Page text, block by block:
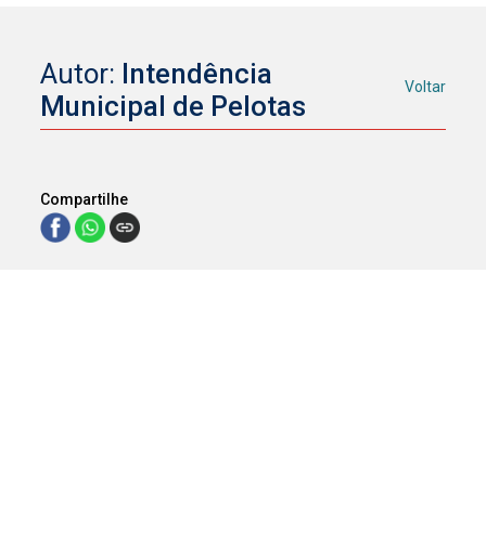
Autor: Intendência
Municipal de Pelotas
Voltar
Compartilhe